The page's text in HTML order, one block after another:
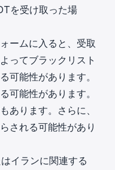
を受け取った場
ームに入ると、受取
ってブラックリスト
可能性があります。
可能性があります。
あります。さらに、
される可能性があり
イランに関連する